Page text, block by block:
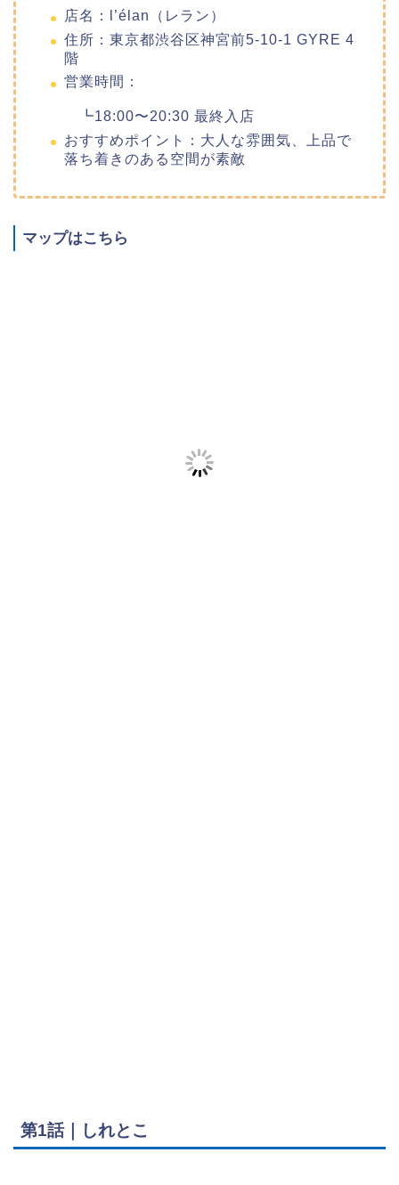
店名：l’élan（レラン）
住所：東京都渋谷区神宮前5-10-1 GYRE 4
階
営業時間：
┗18:00〜20:30 最終入店
おすすめポイント：大人な雰囲気、上品で
落ち着きのある空間が素敵
マップはこちら
第1話｜しれとこ